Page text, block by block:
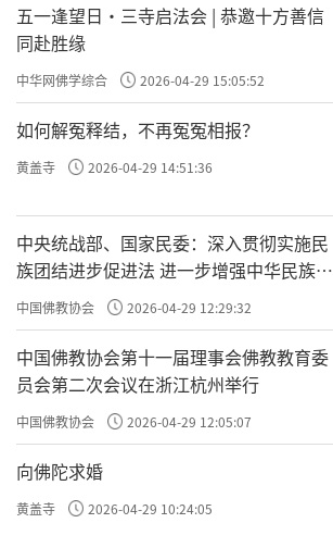
五一逢望日・三寺启法会 | 恭邀十方善信
同赴胜缘
中华网佛学综合 2026-04-29 15:05:52
如何解冤释结，不再冤冤相报？
黄盖寺 2026-04-29 14:51:36
中央统战部、国家民委：深入贯彻实施民
族团结进步促进法 进一步增强中华民族凝
聚力向心力
中国佛教协会 2026-04-29 12:29:32
中国佛教协会第十一届理事会佛教教育委
员会第二次会议在浙江杭州举行
中国佛教协会 2026-04-29 12:05:07
向佛陀求婚
黄盖寺 2026-04-29 10:24:05